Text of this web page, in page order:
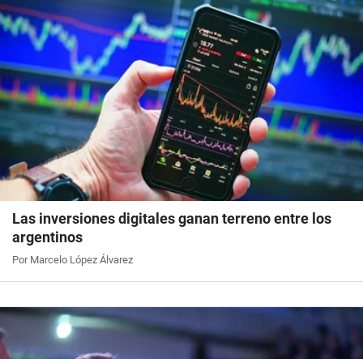
Las inversiones digitales ganan terreno entre los
argentinos
Por Marcelo López Álvarez